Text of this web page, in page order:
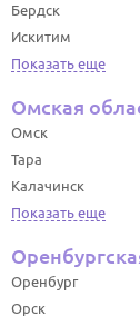
Бердск
Искитим
Показать еще
Омская
Омск
Тара
Калачинск
Показать еще
Оренбург
Орск